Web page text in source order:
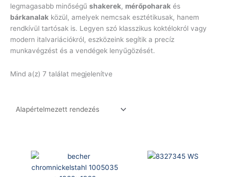
legmagasabb minőségű shakerek, mérőpoharak és
bárkanalak közül, amelyek nemcsak esztétikusak, hanem
rendkívül tartósak is. Legyen szó klasszikus koktélokról vagy
modern italvariációkról, eszközeink segítik a precíz
munkavégzést és a vendégek lenyűgözését.
Mind a(z) 7 találat megjelenítve